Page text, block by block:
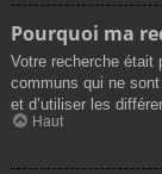
Pourquoi ma
Votre recherche était
communs qui ne
et d’utiliser les
Haut